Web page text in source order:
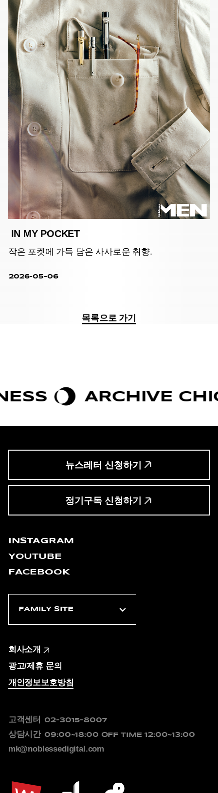
IN MY POCKET
작은 포켓에 가득 담은 사사로운 취향.
2026-05-06
목록으로 가기
ARCHIVE CHIC
뉴스레터 신청하기
정기구독 신청하기
INSTAGRAM
YOUTUBE
FACEBOOK
회사소개
광고/제휴 문의
개인정보보호방침
고객센터 02-3015-8007
상담시간 09:00~18:00 OFF TIME 12:00~13:00
mk@noblessedigital.com